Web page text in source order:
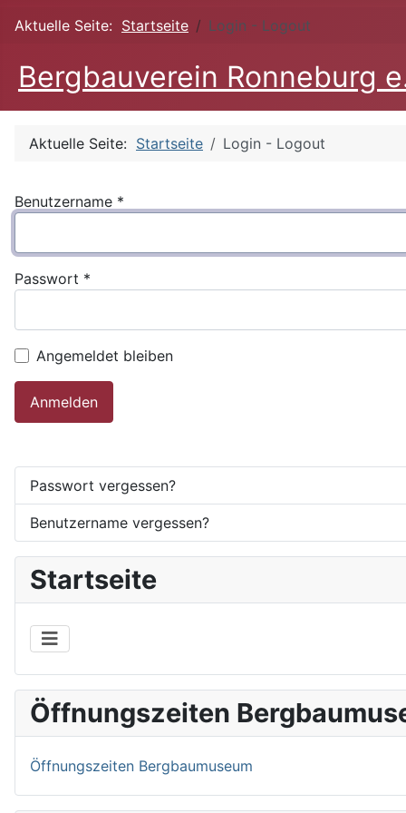
Aktuelle Seite: Startseite Login - Logout
Bergbauverein Ronneburg
Aktuelle Seite: Startseite Login - Logout
Benutzername *
Passwort *
Angemeldet bleiben
Anmelden
Passwort vergessen?
Benutzername vergessen?
Startseite
Öffnungszeiten
Öffnungszeiten Bergbaumuseum